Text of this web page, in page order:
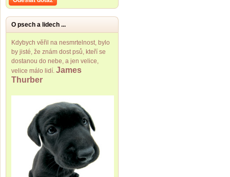
O psech a lidech ...
Kdybych věřil na nesmrtelnost, bylo
by jisté, že znám dost psů, kteří se
dostanou do nebe, a jen velice,
velice málo lidí. James
Thurber